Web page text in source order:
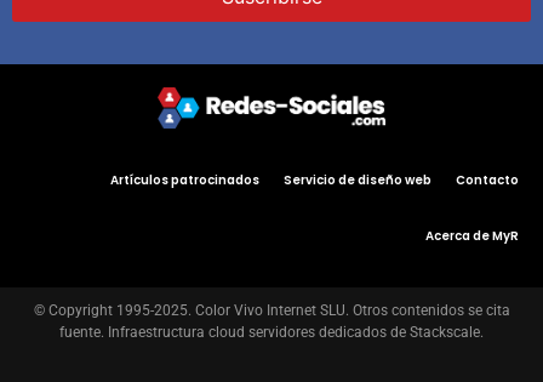
Artículos patrocinados Servicio de diseño web Contacto
Acerca de MyR
© Copyright 1995-2025. Color Vivo Internet SLU. Otros contenidos se cita
fuente. Infraestructura cloud servidores dedicados de Stackscale.